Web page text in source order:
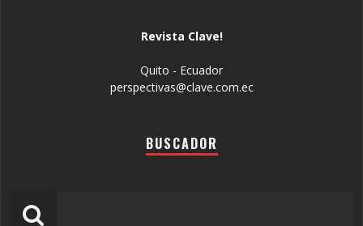
Revista Clave!
Quito - Ecuador
perspectivas@clave.com.ec
BUSCADOR